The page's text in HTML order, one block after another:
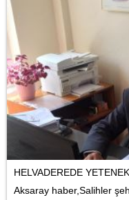
HELVADEREDE
Aksaray haber,Salihler